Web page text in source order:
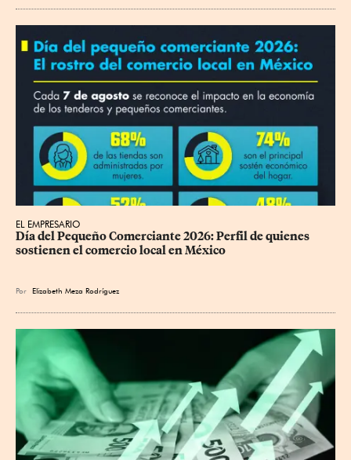
EL EMPRESARIO
Día del Pequeño Comerciante 2026: Perfil de quienes
sostienen el comercio local en México
Por Elizabeth Meza Rodríguez